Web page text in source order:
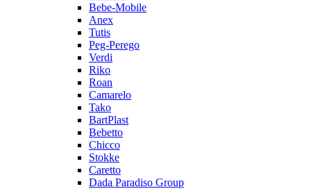
Bebe-Mobile
Anex
Tutis
Peg-Perego
Verdi
Riko
Roan
Camarelo
Tako
BartPlast
Bebetto
Chicco
Stokke
Caretto
Dada Paradiso Group